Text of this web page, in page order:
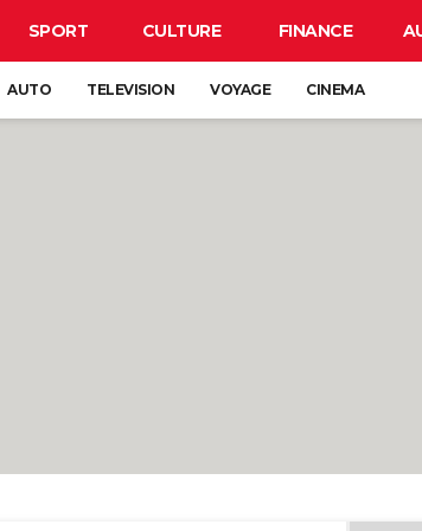
SPORT CULTURE FINANCE
AUTO TELEVISION VOYAGE CINEMA